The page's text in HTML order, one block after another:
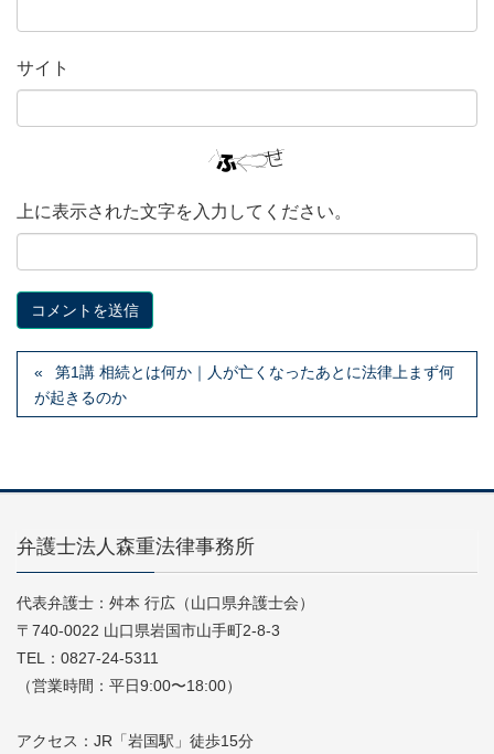
サイト
上に表示された文字を入力してください。
第1講 相続とは何か｜人が亡くなったあとに法律上まず何
が起きるのか
弁護士法人森重法律事務所
代表弁護士：舛本 行広（山口県弁護士会）
〒740-0022 山口県岩国市山手町2-8-3
TEL：0827-24-5311
（営業時間：平日9:00〜18:00）
アクセス：JR「岩国駅」徒歩15分